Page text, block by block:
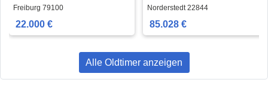
Freiburg 79100
22.000 €
Norderstedt 22844
85.028 €
Alle Oldtimer anzeigen